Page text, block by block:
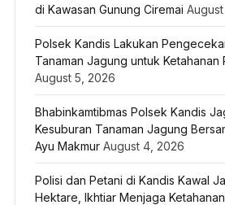
di Kawasan Gunung Ciremai
Polsek Kandis Lakukan
Tanaman Jagung untuk Ketahanan
August 5, 2026
Bhabinkamtibmas Polsek Kandis
Kesuburan Tanaman Jagung
Ayu Makmur August 4, 2026
Polisi dan Petani di Kandis Kawal
Hektare, Ikhtiar Menjaga